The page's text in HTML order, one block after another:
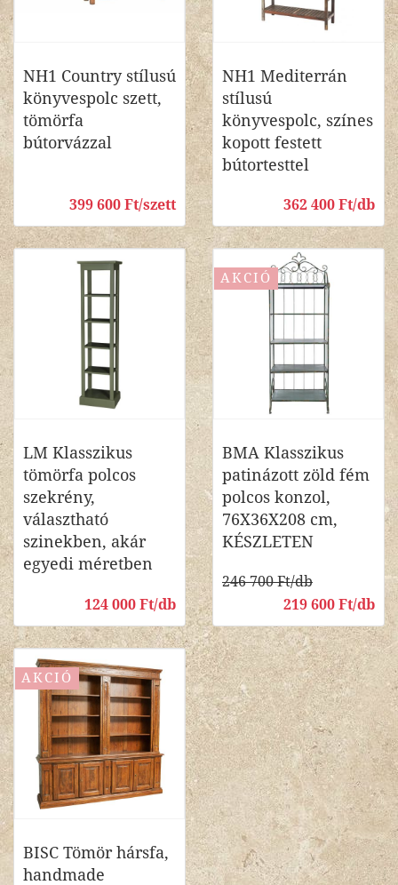
NH1 Country stílusú
könyvespolc szett,
tömörfa
bútorvázzal
399 600 Ft/szett
NH1 Mediterrán
stílusú
könyvespolc, színes
kopott festett
bútortesttel
362 400 Ft/db
LM Klasszikus
tömörfa polcos
szekrény,
választható
szinekben, akár
egyedi méretben
124 000 Ft/db
AKCIÓ
BMA Klasszikus
patinázott zöld fém
polcos konzol,
76X36X208 cm,
KÉSZLETEN
246 700 Ft/db
219 600 Ft/db
AKCIÓ
BISC Tömör hársfa,
handmade